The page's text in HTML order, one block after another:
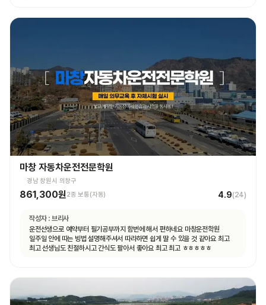
마창 자동차운전전문학원
경남 창원시 의창구
861,300원2종 보통(자동) 4.9(24)
작성자 : 브리사
운전선생으로 예약부터 필기공부까지 함번에 해서 편하네요 마창운전학원
일주일 안에 따는 빙법 설명해주셔서 따라하면 쉽게 딸 수 있을 것 같아요 최고
최고 선생님도 친절하시고 간식도 팔아서 좋아요 최고 최고 ㅎㅎㅎㅎㅎ